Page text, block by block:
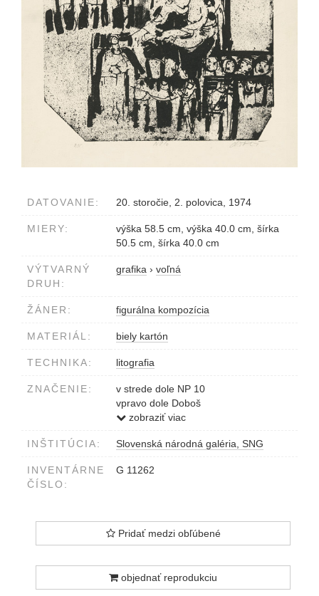
DATOVANIE: 20. storočie, 2. polovica, 1974
MIERY:
výška 58.5 cm, výška 40.0 cm, šírka
50.5 cm, šírka 40.0 cm
VÝTVARNÝ
DRUH:
grafika › voľná
ŽÁNER: figurálna kompozícia
MATERIÁL: biely kartón
TECHNIKA: litografia
ZNAČENIE:
v strede dole NP 10
vpravo dole Doboš
vľavo dole 8/15
zobraziť viac
INŠTITÚCIA: Slovenská národná galéria, SNG
INVENTÁRNE
ČÍSLO:
G 11262
Pridať medzi obľúbené
objednať reprodukciu